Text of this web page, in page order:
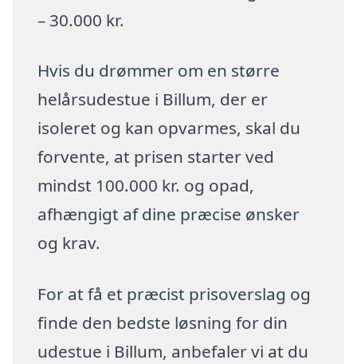
– 30.000 kr.
Hvis du drømmer om en større
helårsudestue i Billum, der er
isoleret og kan opvarmes, skal du
forvente, at prisen starter ved
mindst 100.000 kr. og opad,
afhængigt af dine præcise ønsker
og krav.
For at få et præcist prisoverslag og
finde den bedste løsning for din
udestue i Billum, anbefaler vi at du